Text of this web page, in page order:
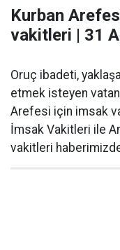
Kurban
vakitleri | 31
Oruç ibadeti,
etmek isteyen
Arefesi için imsak
İmsak Vakitleri ile
vakitleri